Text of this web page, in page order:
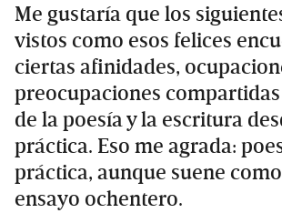
Me gustaría que los
vistos como esos felices
ciertas afinidades,
preocupaciones
de la poesía y la escritura
práctica. Eso me agrada:
práctica, aunque suene
ensayo ochentero.